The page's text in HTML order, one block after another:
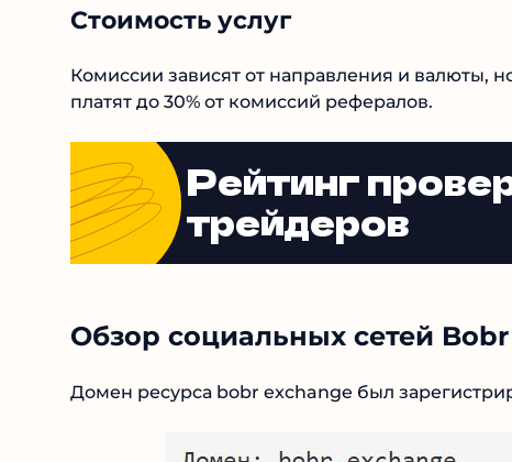
Стоимость услуг
Комиссии зависят от направления и валюты,
платят до 30% от комиссий рефералов.
Рейтинг
трейдеров
Обзор социальных сетей
Домен ресурса bobr exchange был